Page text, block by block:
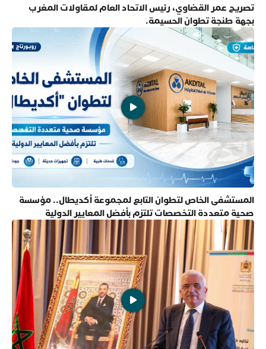
تصريح عمر القضاوي، رئيس الاتحاد العام لمقاولات المغرب
بجهة طنجة تطوان الحسيمة.
المستشفى الخاص لتطوان التابع لمجموعة أكديطال.. مؤسسة
صحية متعددة التخصصات تلتزم بأفضل المعايير الدولية